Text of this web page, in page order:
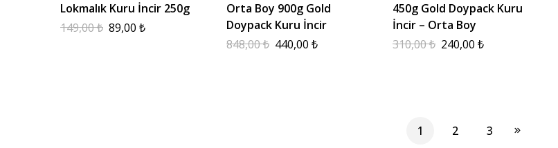
Lokmalık Kuru İncir 250g
149,00₺ 89,00 ₺
Orta Boy 900g Gold
Doypack Kuru İncir
848,00₺ 440,00 ₺
450g Gold Doypack Kuru
İncir – Orta Boy
310,00₺ 240,00 ₺
1 2 3